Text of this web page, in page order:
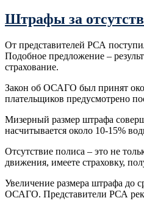
Штрафы за
От представителей РСА
Подобное предложение –
страхование.
Закон об ОСАГО был принят
плательщиков предусмотрено
Мизерный размер штрафа
насчитывается около 10-15%
Отсутствие полиса – это не
движения, имеете страховку,
Увеличение размера штрафа до
ОСАГО. Представители РСА